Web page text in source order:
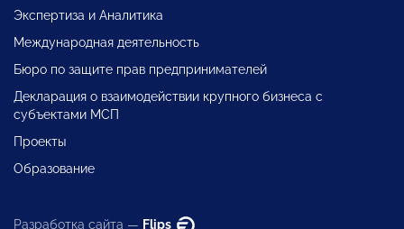
Экспертиза и Аналитика
Международная деятельность
Бюро по защите прав предпринимателей
Декларация о взаимодействии крупного бизнеса с
субъектами МСП
Проекты
Образование
Разработка сайта — Flips